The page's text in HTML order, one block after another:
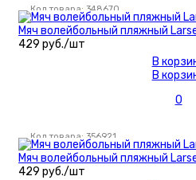
футзалки
Скейты,
круизёры
Скандинавская
Очки горнолыжные
Кетчбол
Код товара: 348670
Мяч волейбольный пляжный
429 руб./шт
В
В
0
Код товара: 356921
Мяч волейбольный пляжный
429 руб./шт